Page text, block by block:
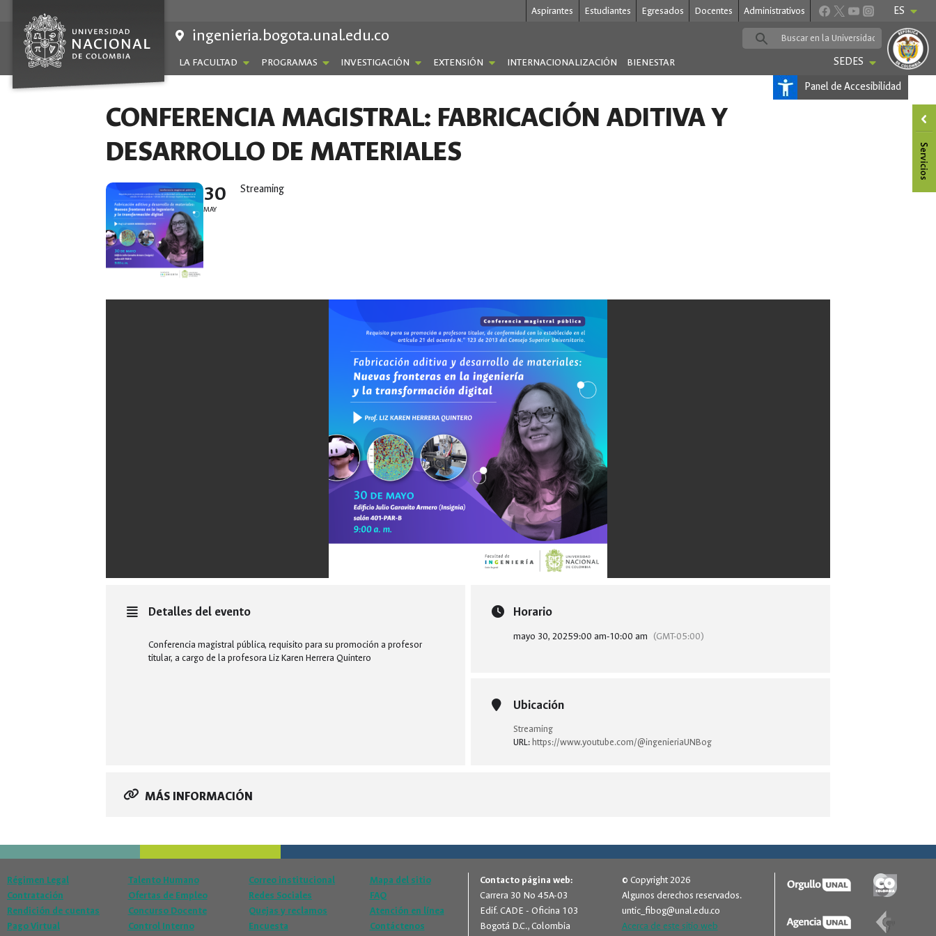
contenido
Aspirantes Estudiantes Egresados Docentes Administrativos ES
ingenieria.bogota.unal.edu.co
LA FACULTAD PROGRAMAS INVESTIGACIÓN EXTENSIÓN INTERNACIONALIZACIÓN BIENESTAR
SEDES
Panel de Accesibilidad
CONFERENCIA MAGISTRAL: FABRICACIÓN ADITIVA Y
DESARROLLO DE MATERIALES
30
MAY
Streaming
Detalles del evento
Conferencia magistral pública, requisito para su promoción a profesor
titular, a cargo de la profesora Liz Karen Herrera Quintero
Horario
mayo 30, 20259:00 am-10:00 am (GMT-05:00)
Ubicación
Streaming
URL: https://www.youtube.com/@ingenieriaUNBog
MÁS INFORMACIÓN
Régimen Legal
Contratación
Rendición de cuentas
Pago Virtual
Talento Humano
Ofertas de Empleo
Concurso Docente
Control Interno
Correo institucional
Redes Sociales
Quejas y reclamos
Encuesta
Mapa del sitio
FAQ
Atención en línea
Contáctenos
Contacto página web:
Carrera 30 No 45A-03
Edif. CADE - Oficina 103
Bogotá D.C., Colombia
© Copyright 2026
Algunos derechos reservados.
untic_fibog@unal.edu.co
Acerca de este sitio web